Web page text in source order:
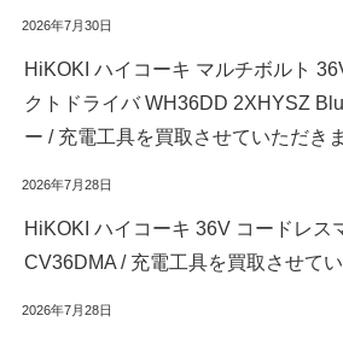
2026年7月30日
HiKOKI ハイコーキ マルチボルト
クトドライバ WH36DD 2XHYSZ
ー / 充電工具を買取させていただき
2026年7月28日
HiKOKI ハイコーキ 36V コードレス
CV36DMA / 充電工具を買取させて
2026年7月28日